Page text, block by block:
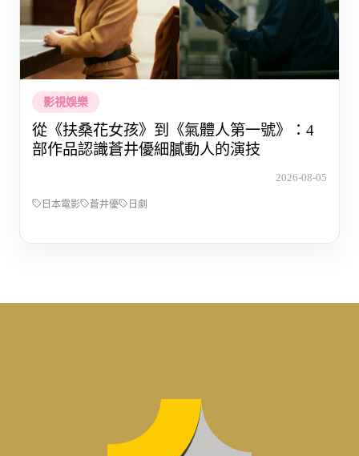
影視娛樂
從《扶桑花女孩》到《氣體人第一號》：4
部作品認識蒼井優細膩動人的演技
2026-08-05
日本電影 蒼井優 日劇